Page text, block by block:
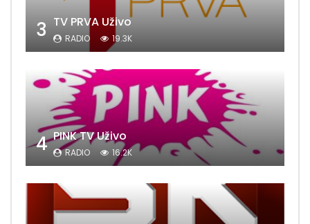
3 TV PRVA Uživo
RADIO 19.3K
4 PINK TV Uživo
RADIO 16.2K